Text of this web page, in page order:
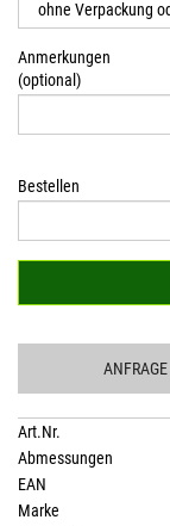
Anmerkungen
(optional)
Bestellen
ANFRAGE
Art.Nr.
Abmessungen
EAN
Marke